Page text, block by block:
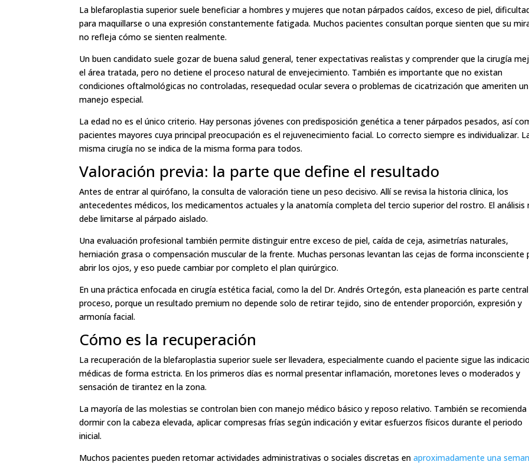
La blefaroplastia superior suele beneficiar a hombres y mujeres que notan párpados caídos, exceso de piel,
para maquillarse o una expresión constantemente fatigada. Muchos pacientes consultan porque sienten que su
no refleja cómo se sienten realmente.
Un buen candidato suele gozar de buena salud general, tener expectativas realistas y comprender que la cirugía
el área tratada, pero no detiene el proceso natural de envejecimiento. También es importante que no existan
condiciones oftalmológicas no controladas, resequedad ocular severa o problemas de cicatrización que ameriten un
manejo especial.
La edad no es el único criterio. Hay personas jóvenes con predisposición genética a tener párpados pesados, así
pacientes mayores cuya principal preocupación es el rejuvenecimiento facial. Lo correcto siempre es individualizar.
misma cirugía no se indica de la misma forma para todos.
Valoración previa: la parte que define el resultado
Antes de entrar al quirófano, la consulta de valoración tiene un peso decisivo. Allí se revisa la historia clínica, los
antecedentes médicos, los medicamentos actuales y la anatomía completa del tercio superior del rostro. El análisis
debe limitarse al párpado aislado.
Una evaluación profesional también permite distinguir entre exceso de piel, caída de ceja, asimetrías naturales,
herniación grasa o compensación muscular de la frente. Muchas personas levantan las cejas de forma inconsciente
abrir los ojos, y eso puede cambiar por completo el plan quirúrgico.
En una práctica enfocada en cirugía estética facial, como la del Dr. Andrés Ortegón, esta planeación es parte
proceso, porque un resultado premium no depende solo de retirar tejido, sino de entender proporción, expresión y
armonía facial.
Cómo es la recuperación
La recuperación de la blefaroplastia superior suele ser llevadera, especialmente cuando el paciente sigue las
médicas de forma estricta. En los primeros días es normal presentar inflamación, moretones leves o moderados y
sensación de tirantez en la zona.
La mayoría de las molestias se controlan bien con manejo médico básico y reposo relativo. También se recomienda
dormir con la cabeza elevada, aplicar compresas frías según indicación y evitar esfuerzos físicos durante el periodo
inicial.
Muchos pacientes pueden retomar actividades administrativas o sociales discretas enaproximadamente una